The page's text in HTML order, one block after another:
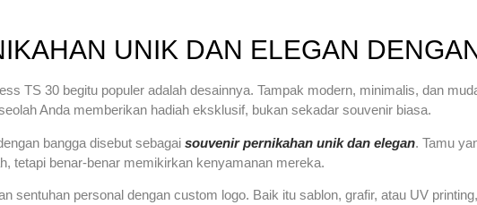
UNIK DAN ELEGAN
TS 30 begitu populer adalah desainnya. Tampak modern, minimalis, dan
Anda memberikan hadiah eksklusif, bukan sekadar souvenir biasa.
bangga disebut sebagai souvenir pernikahan unik dan elegan. Tamu
tetapi benar-benar memikirkan kenyamanan mereka.
sentuhan personal dengan custom logo. Baik itu sablon, grafir, atau UV